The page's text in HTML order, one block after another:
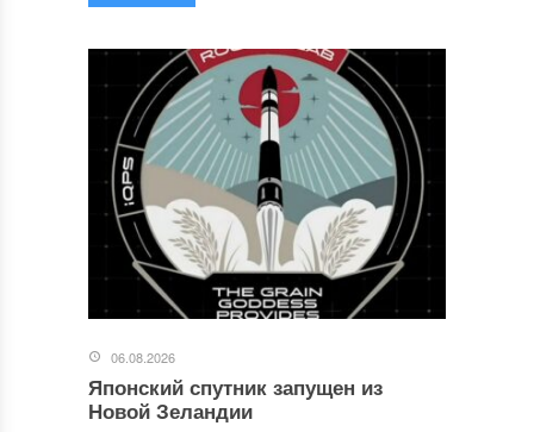
06.08.2026
Японский спутник запущен из
Новой Зеландии